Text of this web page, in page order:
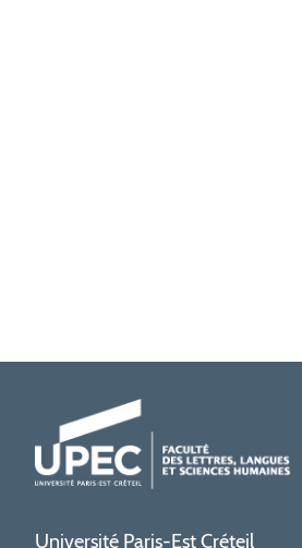
Université Paris-Est Créteil